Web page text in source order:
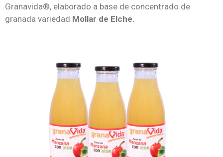
Granavida®, elaborado a base de concentrado de
granada variedad Mollar de Elche.